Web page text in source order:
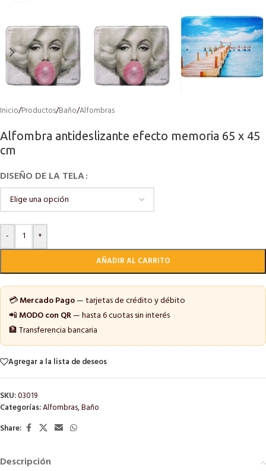
Inicio/Productos/Baño/Alfombras
Alfombra antideslizante efecto memoria 65 x 45
cm
DISEÑO DE LA TELA
-
+
AÑADIR AL CARRITO
💳Mercado Pago— tarjetas de crédito y débito
📲MODO con QR— hasta 6 cuotas sin interés
🏦 Transferencia bancaria
Agregar a la lista de deseos
SKU:03019
Categorías:Alfombras,Baño
Share:
Descripción